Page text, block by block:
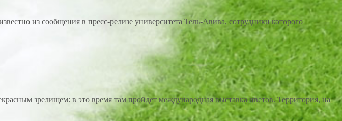
из сообщения в пресс-релизе университета Тель-Авива, сотрудники которого
зрелищем: в это время там пройдет международная выставка цветов. Территория, на